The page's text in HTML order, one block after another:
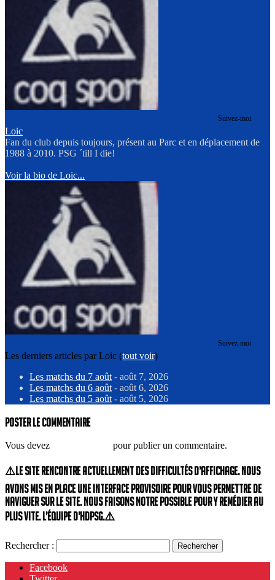
Suivez-moi
Loic
Fan du club depuis toujours, présent au Parc et en déplacement de
1988 à 2010. PSG ´till I die!
Voir la bio de Loic...
Suivez-moi
Les derniers articles par Loic (tout voir)
Les matchs du 7 août - août 7, 2026
Les matchs du 6 août - août 6, 2026
Les matchs du 5 août - août 5, 2026
Poster le commentaire
Vous devez pour publier un commentaire.
⚠️Le site rencontre actuellement des difficultés d’affichage. Nous
avons mis en place une interface provisoire pour vous permettre de
naviguer sur le site. Nous faisons notre possible pour y remédier au
plus vite. L’équipe d’HdPSG.⚠️
Rechercher :
Facebook